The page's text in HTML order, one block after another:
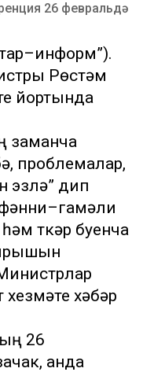
26 февральдә
Рөстәм
йортында
заманча
проблемалар,
дип
үткәрү буенча
хәбәр
26
анда